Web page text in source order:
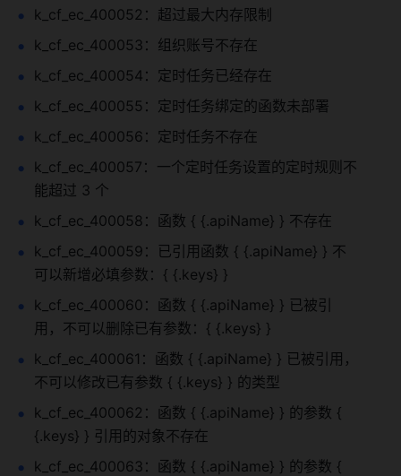
k_cf_ec_400052：超过最大内存限制
k_cf_ec_400053：组织账号不存在
k_cf_ec_400054：定时任务已经存在
k_cf_ec_400055：定时任务绑定的函数未部署
k_cf_ec_400056：定时任务不存在
k_cf_ec_400057：一个定时任务设置的定时规则不
能超过 3 个
k_cf_ec_400058：函数 { {.apiName} } 不存在
k_cf_ec_400059：已引用函数 { {.apiName} } 不
可以新增必填参数：{ {.keys} }
k_cf_ec_400060：函数 { {.apiName} } 已被引
用，不可以删除已有参数：{ {.keys} }
k_cf_ec_400061：函数 { {.apiName} } 已被引用，
不可以修改已有参数 { {.keys} } 的类型
k_cf_ec_400062：函数 { {.apiName} } 的参数 {
{.keys} } 引用的对象不存在
k_cf_ec_400063：函数 { {.apiName} } 的参数 {